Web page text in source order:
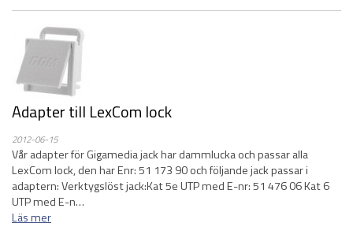
Adapter till LexCom lock
2012-06-15
Vår adapter för Gigamedia jack har dammlucka och passar alla
LexCom lock, den har Enr: 51 173 90 och följande jack passar i
adaptern: Verktygslöst jack:Kat 5e UTP med E-nr: 51 476 06 Kat 6
UTP med E-n…
Läs mer